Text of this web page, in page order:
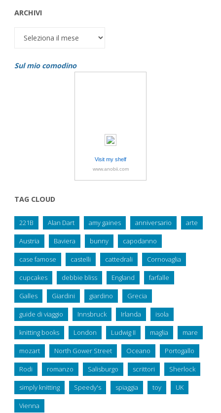
ARCHIVI
Archivi
Sul mio comodino
Visit my shelf
www.anobii.com
TAG CLOUD
221B Alan Dart amy gaines anniversario arte
Austria Baviera bunny capodanno
case famose castelli cattedrali Cornovaglia
cupcakes debbie bliss England farfalle
Galles Giardini giardino Grecia
guide di viaggio Innsbruck Irlanda isola
knitting books London Ludwig II maglia mare
mozart North Gower Street Oceano Portogallo
Rodi romanzo Salisburgo scrittori Sherlock
simply knitting Speedy's spiaggia toy UK
Vienna